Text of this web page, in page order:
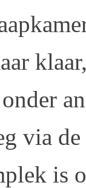
via
is